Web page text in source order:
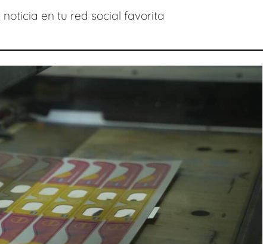
en tu red social favorita